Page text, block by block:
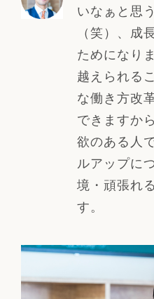
いなぁと思
（笑）、成
ためになり
越えられる
な働き方改
できますか
欲のある人
ルアップに
境・頑張れ
す。